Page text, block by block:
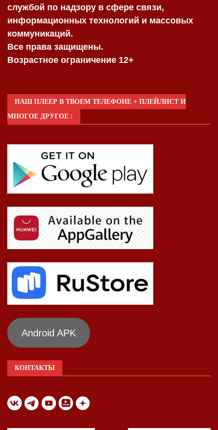
службой по надзору в сфере связи,
информационных технологий и массовых
коммуникаций.
Все права защищены.
Возрастное ограничение 12+
НАШ ПЛЕЕР В ТВОЕМ ТЕЛЕФОНЕ + ПЛЕЙЛИСТ И
МНОГОЕ ДРУГОЕ :
Android APK
КОНТАКТЫ